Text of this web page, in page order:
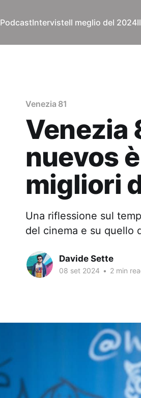
PodcastIntervisteIl meglio del 2024
Venezia 81
Venezia
nuevos
migliori
Una riflessione sul
del cinema e su quello
Davide Sette
08 set 2024 • 2 min